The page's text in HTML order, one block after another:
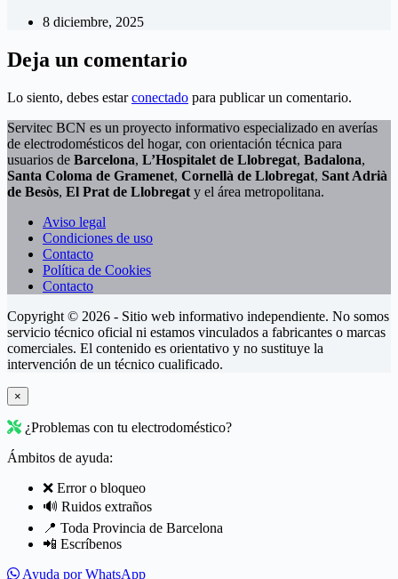
8 diciembre, 2025
Deja un comentario
Lo siento, debes estarconectado para publicar un comentario.
Servitec BCN es un proyecto informativo especializado en averías
de electrodomésticos del hogar, con orientación técnica para
usuarios de Barcelona, L’Hospitalet de Llobregat, Badalona,
Santa Coloma de Gramenet, Cornellà de Llobregat, Sant Adrià
de Besòs, El Prat de Llobregat y el área metropolitana.
Aviso legal
Condiciones de uso
Contacto
Política de Cookies
Contacto
Copyright © 2026 - Sitio web informativo independiente. No somos
servicio técnico oficial ni estamos vinculados a fabricantes o marcas
comerciales. El contenido es orientativo y no sustituye la
intervención de un técnico cualificado.
×
¿Problemas con tu electrodoméstico?
Ámbitos de ayuda:
❌ Error o bloqueo
🔊 Ruidos extraños
📍 Toda Provincia de Barcelona
📲 Escríbenos
Ayuda por WhatsApp